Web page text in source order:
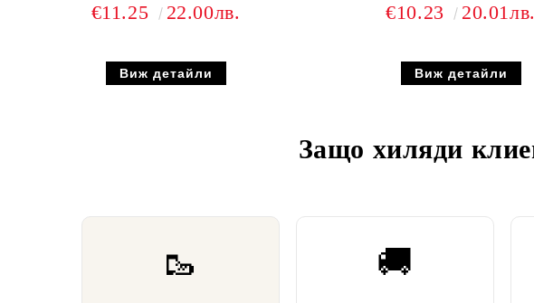
€11.25 22.00лв.
Виж детайли
€10.23 20.01лв.
Виж детайли
Защо хиляди
🥾 🚚